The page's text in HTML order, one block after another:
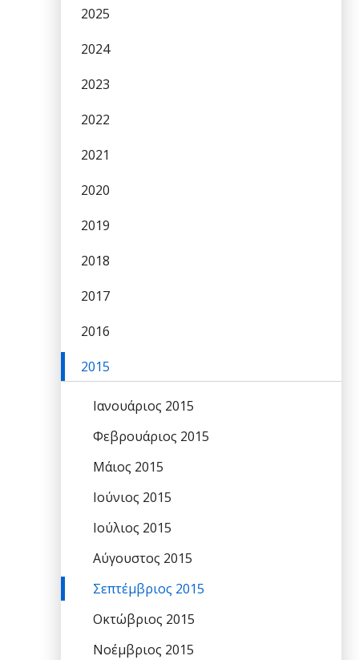
2025
2024
2023
2022
2021
2020
2019
2018
2017
2016
2015
Ιανουάριος 2015
Φεβρουάριος 2015
Μάιος 2015
Ιούνιος 2015
Ιούλιος 2015
Αύγουστος 2015
Σεπτέμβριος 2015
Οκτώβριος 2015
Νοέμβριος 2015